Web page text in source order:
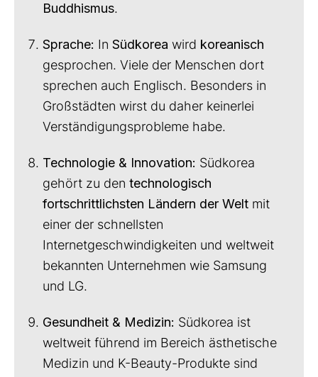
Buddhismus.
Sprache: In Südkorea wird koreanisch
gesprochen. Viele der Menschen dort
sprechen auch Englisch. Besonders in
Großstädten wirst du daher keinerlei
Verständigungsprobleme habe.
Technologie & Innovation: Südkorea
gehört zu den technologisch
fortschrittlichsten Ländern der Welt mit
einer der schnellsten
Internetgeschwindigkeiten und weltweit
bekannten Unternehmen wie Samsung
und LG.
Gesundheit & Medizin: Südkorea ist
weltweit führend im Bereich ästhetische
Medizin und K-Beauty-Produkte sind